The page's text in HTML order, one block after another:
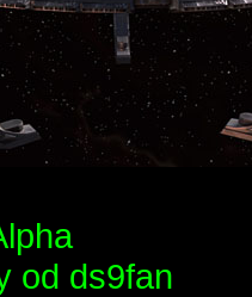
od ds9fan